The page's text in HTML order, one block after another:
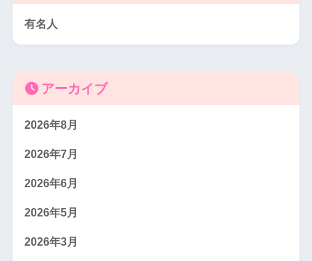
有名人
アーカイブ
2026年8月
2026年7月
2026年6月
2026年5月
2026年3月